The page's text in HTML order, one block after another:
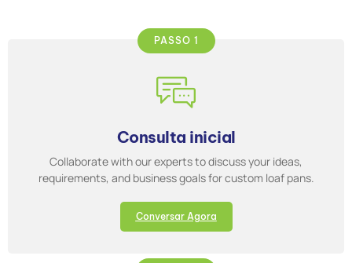
PASSO 1
Consulta inicial
Collaborate with our experts to discuss your ideas,
requirements, and business goals for custom loaf pans.
Conversar Agora